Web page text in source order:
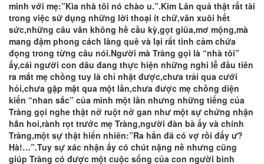
mình với mẹ:”Kìa nhà tôi nó chào u.”.Kim Lân quả thật rất tài
trong việc sử dụng những lời thoại ít chữ,văn xuôi hết
sức,những câu văn không hề cầu kỳ,gọt giũa,mơ mộng,mà
mang đậm phong cách làng quê và lại rất tình cảm chứa
đọng trong từng câu nói.Người mà Tràng gọi là “nhà tôi”
ấy,cái người con dâu đang thực hiện những nghi lễ đầu tiên
ra mắt mẹ chồng tuy là chỉ nhặt được,chưa trải qua cưới
hỏi,chưa gặp mặt qua một lần,chưa được mẹ chồng diện
kiến “nhan sắc” của mình một lần nhưng những tiếng của
Tràng gọi nghe thật nở ruột nở gan như một sự chứng nhận
hẳn hoi,rành rọt trước mẹ Tràng,người đàn bà ấy và chính
Tràng,một sự thật hiển nhiên:”Ra hắn đã có vợ rồi đấy ư?
Hà!…”.Tuy sự xác nhận ấy có chút nặng nề nhưng cũng
giúp Tràng có được một cuộc sống của con người bình